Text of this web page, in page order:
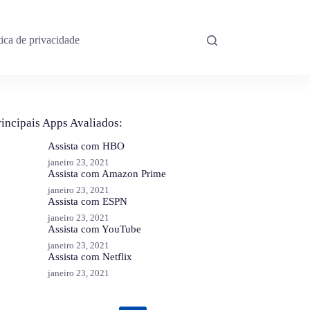
de privacidade
Apps Avaliados:
Assista com HBO
janeiro 23, 2021
Assista com Amazon Prime
janeiro 23, 2021
Assista com ESPN
janeiro 23, 2021
Assista com YouTube
janeiro 23, 2021
Assista com Netflix
janeiro 23, 2021